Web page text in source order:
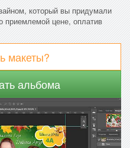
который вы придумали
приемлемой цене, оплатив
макеты?
альбома